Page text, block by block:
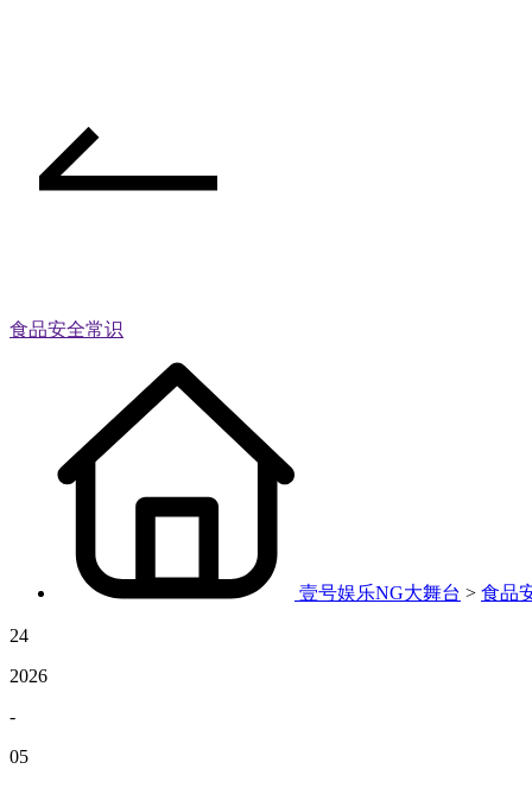
食品安全常识
壹号娱乐NG大舞台 > 食品
24
2026
-
05